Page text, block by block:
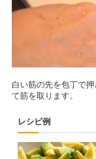
白い筋の先を包丁で
て筋を取ります。
レシピ例